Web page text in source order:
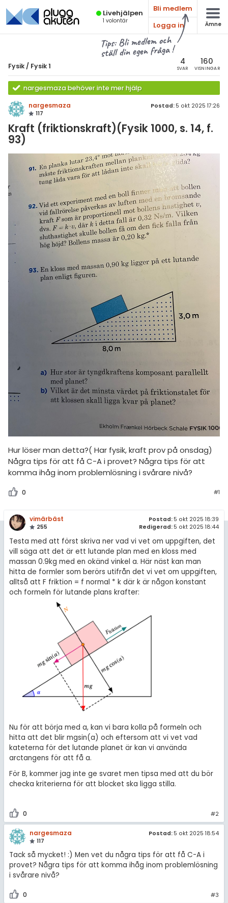
Live­hjälpen
1 volontär
Bli medlem
Logga in
Ämne
Tips: Bli medlem och
ställ din egen fråga !
Fysik / Fysik 1 4
SVAR
160
VISNINGAR
nargesmaza behöver inte mer hjälp
nargesmaza
117
Postad: 5 okt 2025 17:26
Kraft (friktionskraft)(Fysik 1000, s. 14, f.
93)
Hur löser man detta?( Har fysik, kraft prov på onsdag)
Några tips för att få C-A i provet? Några tips för att
komma ihåg inom problemlösning i svårare nivå?
0 #1
vimärbäst
255
Postad: 5 okt 2025 18:39
Redigerad: 5 okt 2025 18:44
Testa med att först skriva ner vad vi vet om uppgiften, det
vill säga att det är ett lutande plan med en kloss med
massan 0.9kg med en okänd vinkel a. Här näst kan man
hitta de formler som berörs utifrån det vi vet om uppgiften,
alltså att F friktion = f normal * k där k är någon konstant
och formeln för lutande plans krafter:
Nu för att börja med a, kan vi bara kolla på formeln och
hitta att det blir mgsin(a) och eftersom att vi vet vad
kateterna för det lutande planet är kan vi använda
arctangens för att få a.
För B, kommer jag inte ge svaret men tipsa med att du bör
checka kriterierna för att blocket ska ligga stilla.
0 #2
nargesmaza
117
Postad: 5 okt 2025 18:54
Tack så mycket! :) Men vet du några tips för att få C-A i
provet? Några tips för att komma ihåg inom problemlösning
i svårare nivå?
0 #3
Alla ämnen
Fysik
Alla trådar
Grundskola
Fysik 2
Universitet
MaFy (fysikdelen)
Allmänna diskussioner
Livehjälpen
Topplistor
Regler
7 inloggade
Om Pluggakuten
Cookie-inställningar
& Bygg
språk
ämnen